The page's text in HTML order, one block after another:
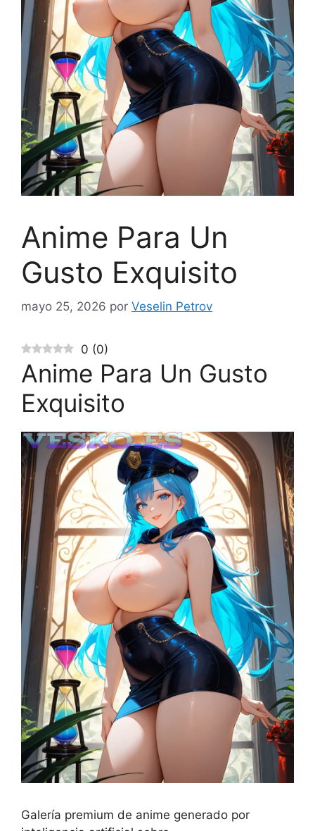
Anime Para Un
Gusto Exquisito
mayo 25, 2026 por Veselin Petrov
0 (0)
Anime Para Un Gusto
Exquisito
Galería premium de anime generado por